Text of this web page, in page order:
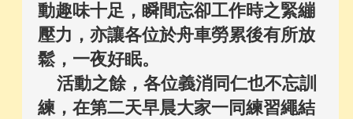
動趣味十足，瞬間忘卻工作時之緊繃
壓力，亦讓各位於舟車勞累後有所放
鬆，一夜好眠。
活動之餘，各位義消同仁也不忘訓
練，在第二天早晨大家一同練習繩結